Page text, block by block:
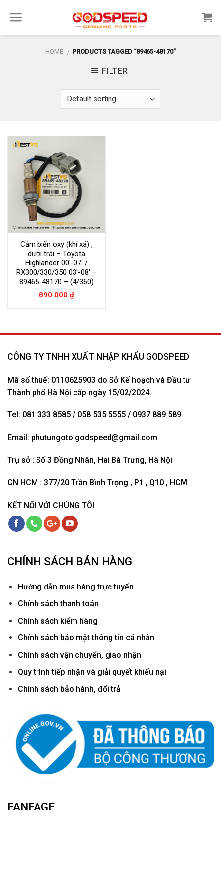
HOME / PRODUCTS TAGGED “89465-48170”
FILTER
Cảm biến oxy (khí xả) ,
dưới trái – Toyota
Highlander 00′-07′ /
RX300/330/350 03′-08′ –
89465-48170 – (4/360)
890.000 ₫
CÔNG TY TNHH XUẤT NHẬP KHẨU GODSPEED
Mã số thuế: 0110625903 do Sở Kế hoạch và Đầu tư
Thành phố Hà Nội cấp ngày 15/02/2024.
Tel: 081 333 8585 / 058 535 5555 / 0937 889 589
Email: phutungoto.godspeed@gmail.com
Trụ sở : Số 3 Đồng Nhân, Hai Bà Trưng, Hà Nội
CN HCM : 377/20 Trần Bình Trọng , P1 , Q10 , HCM
KẾT NỐI VỚI CHÚNG TÔI
CHÍNH SÁCH BÁN HÀNG
Hướng dẫn mua hàng trực tuyến
Chính sách thanh toán
Chính sách kiểm hàng
Chính sách bảo mật thông tin cá nhân
Chính sách vận chuyển, giao nhận
Quy trình tiếp nhận và giải quyết khiếu nại
Chính sách bảo hành, đổi trả
FANFAGE